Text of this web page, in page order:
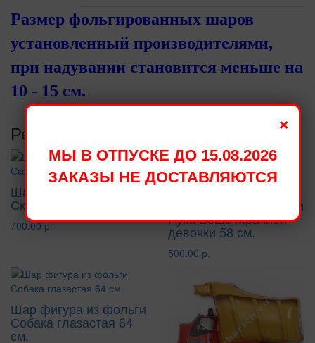
Размер фольгированных шаров
установленный производителями,
при надувании становится меньше на
10 - 15 см.
Рекомендуемые товары
Шар фигура из фольги
Скорая помощь 84 см.
700.00 р.
Шар фигура из фольги
Рука Вещь Мрачной
девочки 58 см.
500.00 р.
Шар фигура из фольги
Собака глазастая 64
см.
×
МЫ В ОТПУСКЕ ДО 15.08.2026
ЗАКАЗЫ НЕ ДОСТАВЛЯЮТСЯ